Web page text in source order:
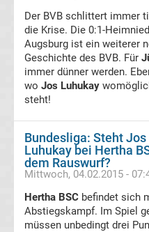
Fußball
EM
Frauenfußball
Transfergerüchte
-
Der BVB schlittert immer
die Krise. Die 0:1-
Augsburg ist ein weiterer
Geschichte des BVB. Für
immer dünner werden.
wo Jos Luhukay
steht!
Bundesliga: Steht Jos
Luhukay bei Hertha
dem Rauswurf?
Mittwoch, 04.02.2015 -
Hertha BSC befindet sich
Abstiegskampf. Im Spiel
müssen unbedingt drei